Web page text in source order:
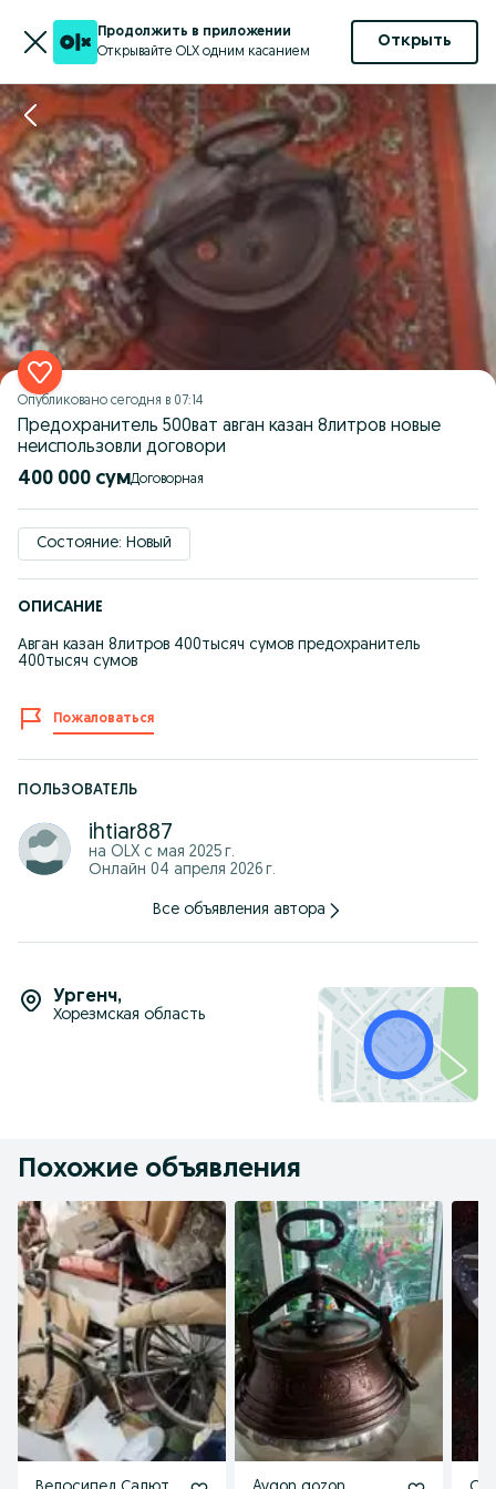
Продолжить в приложении
Открывайте OLX одним касанием
Открыть
Опубликовано сегодня в 07:14
Предохранитель 500ват авган казан 8литров новые
неиспользовли договори
400 000 сум Договорная
Состояние: Новый
ОПИСАНИЕ
Авган казан 8литров 400тысяч сумов предохранитель
400тысяч сумов
Пожаловаться
ПОЛЬЗОВАТЕЛЬ
ihtiar887
на OLX с мая 2025 г.
Онлайн 04 апреля 2026 г.
Все объявления автора
Ургенч,
Хорезмская область
Похожие объявления